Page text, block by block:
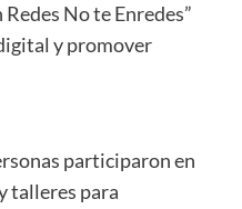
No te Enredes”
y promover
participaron en
talleres para